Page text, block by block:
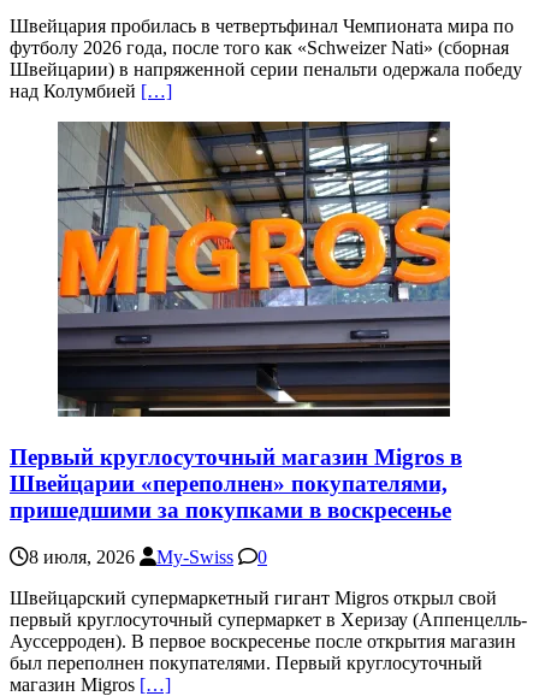
Швейцария пробилась в четвертьфинал Чемпионата мира по
футболу 2026 года, после того как «Schweizer Nati» (сборная
Швейцарии) в напряженной серии пенальти одержала победу
над Колумбией […]
Первый круглосуточный магазин Migros в
Швейцарии «переполнен» покупателями,
пришедшими за покупками в воскресенье
8 июля, 2026 My-Swiss
0
Швейцарский супермаркетный гигант Migros открыл свой
первый круглосуточный супермаркет в Херизау (Аппенцелль-
Ауссерроден). В первое воскресенье после открытия магазин
был переполнен покупателями. Первый круглосуточный
магазин Migros […]